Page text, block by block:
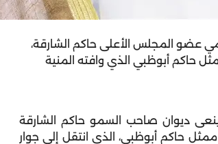
عضو المجلس الأعلى حاكم الشارقة،
حاكم أبوظبي الذي وافته المنية
ديوان صاحب السمو حاكم الشارقة
حاكم أبوظبي، الذي انتقل إلى جوار